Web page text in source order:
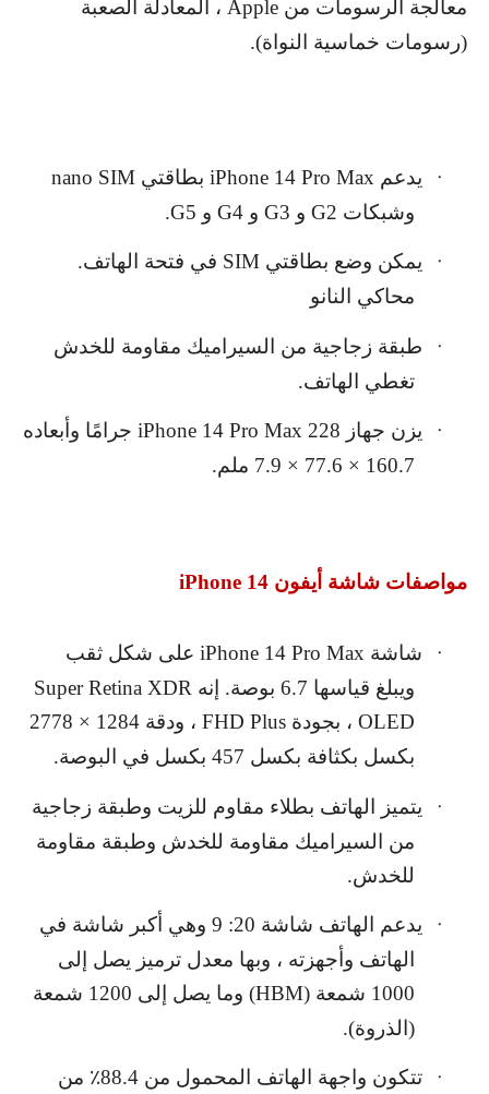
معالجة الرسومات من Apple ، المعادلة الصعبة
(رسومات خماسية النواة).
· يدعم iPhone 14 Pro Max بطاقتي nano SIM
وشبكات 2
G و 3 G و 4 G و 5 G
.
· يمكن وضع بطاقتي SIM في فتحة الهاتف.
محاكي النانو
·
طبقة زجاجية من السيراميك مقاومة للخدش
تغطي الهاتف.
· يزن جهاز iPhone 14 Pro Max 228 جرامًا وأبعاده
160.7 × 77.6 × 7.9 ملم.
مواصفات شاشة أيفون iPhone 14
· شاشة iPhone 14 Pro Max على شكل ثقب
ويبلغ قياسها 6.7 بوصة. إنه
Super Retina XDR
OLED ، بجودة FHD Plus
، ودقة 1284 × 2778
بكسل بكثافة بكسل 457 بكسل في البوصة.
·
يتميز الهاتف بطلاء مقاوم للزيت وطبقة زجاجية
من السيراميك مقاومة للخدش وطبقة مقاومة
للخدش.
·
يدعم الهاتف شاشة 20: 9 وهي أكبر شاشة في
الهاتف وأجهزته ، وبها معدل ترميز يصل إلى
1000 شمعة (
HBM
) وما يصل إلى 1200 شمعة
(الذروة).
·
تتكون واجهة الهاتف المحمول من 88.4٪ من